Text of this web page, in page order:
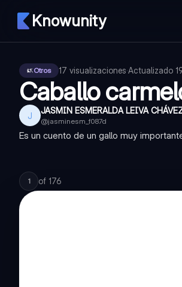
Knowunity
Otros 17 visualizaciones·Actualizado
Caballo
J JASMIN ESMERALDA LEIVA
@jasminesm_f087d
Es un cuento de un gallo muy
1 of 176